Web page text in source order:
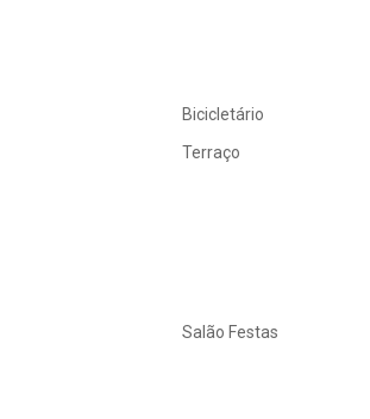
Bicicletário
Terraço
Salão Festas